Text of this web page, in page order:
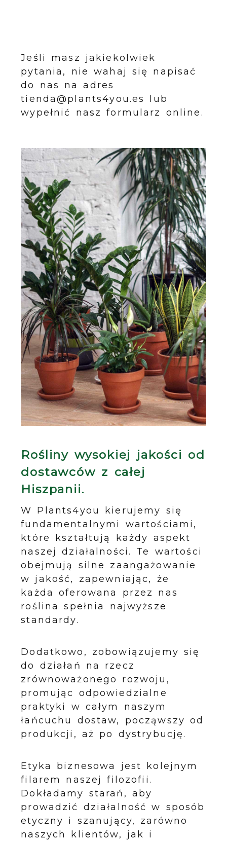
Jeśli masz jakiekolwiek
pytania, nie wahaj się napisać
do nas na adres
tienda@plants4you.es lub
wypełnić nasz formularz online.
Rośliny wysokiej jakości od
dostawców z całej
Hiszpanii.
W Plants4you kierujemy się
fundamentalnymi wartościami,
które kształtują każdy aspekt
naszej działalności. Te wartości
obejmują silne zaangażowanie
w jakość, zapewniając, że
każda oferowana przez nas
roślina spełnia najwyższe
standardy.
Dodatkowo, zobowiązujemy się
do działań na rzecz
zrównoważonego rozwoju,
promując odpowiedzialne
praktyki w całym naszym
łańcuchu dostaw, począwszy od
produkcji, aż po dystrybucję.
Etyka biznesowa jest kolejnym
filarem naszej filozofii.
Dokładamy starań, aby
prowadzić działalność w sposób
etyczny i szanujący, zarówno
naszych klientów, jak i